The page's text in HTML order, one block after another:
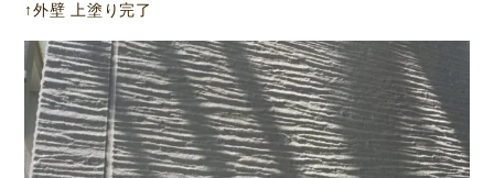
↑外壁 上塗り完了